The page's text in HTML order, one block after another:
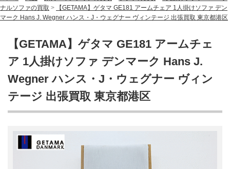
ナルソファの買取 >
【GETAMA】ゲタマ GE181 アームチェア 1人掛けソファ デン
マーク Hans J. Wegner ハンス・J・ウェグナー ヴィンテージ 出張買取 東京都港区
【GETAMA】ゲタマ GE181 アームチェ
ア 1人掛けソファ デンマーク Hans J.
Wegner ハンス・J・ウェグナー ヴィン
テージ 出張買取 東京都港区